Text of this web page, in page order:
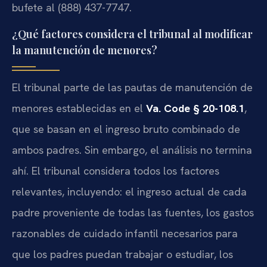
bufete al (888) 437-7747.
¿Qué factores considera el tribunal al modificar
la manutención de menores?
El tribunal parte de las pautas de manutención de
menores establecidas en el Va. Code § 20-108.1,
que se basan en el ingreso bruto combinado de
ambos padres. Sin embargo, el análisis no termina
ahí. El tribunal considera todos los factores
relevantes, incluyendo: el ingreso actual de cada
padre proveniente de todas las fuentes, los gastos
razonables de cuidado infantil necesarios para
que los padres puedan trabajar o estudiar, los